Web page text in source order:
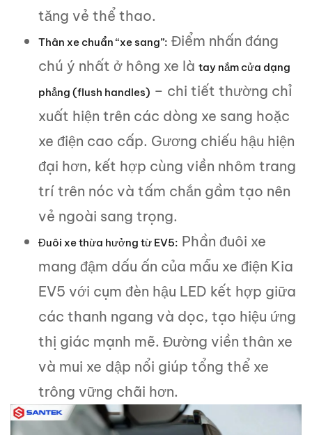
tăng vẻ thể thao.
Thân xe chuẩn “xe sang”: Điểm nhấn đáng
chú ý nhất ở hông xe là tay nắm cửa dạng
phẳng (flush handles) – chi tiết thường chỉ
xuất hiện trên các dòng xe sang hoặc
xe điện cao cấp. Gương chiếu hậu hiện
đại hơn, kết hợp cùng viền nhôm trang
trí trên nóc và tấm chắn gầm tạo nên
vẻ ngoài sang trọng.
Đuôi xe thừa hưởng từ EV5: Phần đuôi xe
mang đậm dấu ấn của mẫu xe điện Kia
EV5 với cụm đèn hậu LED kết hợp giữa
các thanh ngang và dọc, tạo hiệu ứng
thị giác mạnh mẽ. Đường viền thân xe
và mui xe dập nổi giúp tổng thể xe
trông vững chãi hơn.